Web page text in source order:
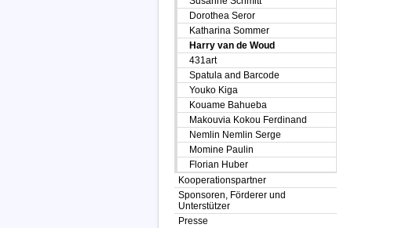
Dorothea Seror
Katharina Sommer
Harry van de Woud
431art
Spatula and Barcode
Youko Kiga
Kouame Bahueba
Makouvia Kokou Ferdinand
Nemlin Nemlin Serge
Momine Paulin
Florian Huber
Kooperationspartner
Sponsoren, Förderer und
Unterstützer
Presse